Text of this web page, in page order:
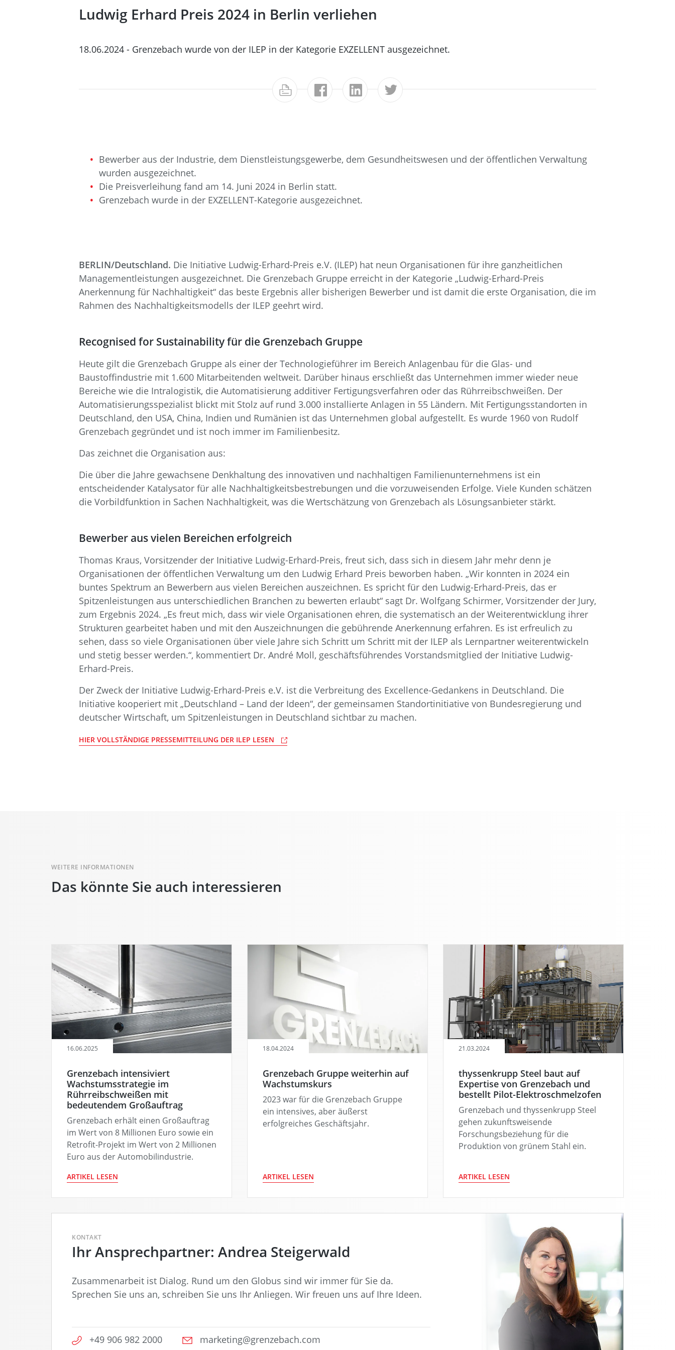
Ludwig Erhard Preis 2024 in Berlin verliehen
18.06.2024 - Grenzebach wurde von der ILEP in der Kategorie EXZELLENT ausgezeichnet.
Bewerber aus der Industrie, dem Dienstleistungsgewerbe, dem Gesundheitswesen und der öffentlichen Verwaltung
wurden ausgezeichnet.
Die Preisverleihung fand am 14. Juni 2024 in Berlin statt.
Grenzebach wurde in der EXZELLENT-Kategorie ausgezeichnet.
BERLIN/Deutschland. Die Initiative Ludwig-Erhard-Preis e.V. (ILEP) hat neun Organisationen für ihre ganzheitlichen
Managementleistungen ausgezeichnet. Die Grenzebach Gruppe erreicht in der Kategorie „Ludwig-Erhard-Preis
Anerkennung für Nachhaltigkeit“ das beste Ergebnis aller bisherigen Bewerber und ist damit die erste Organisation, die im
Rahmen des Nachhaltigkeitsmodells der ILEP geehrt wird.
Recognised for Sustainability für die Grenzebach Gruppe
Heute gilt die Grenzebach Gruppe als einer der Technologieführer im Bereich Anlagenbau für die Glas- und
Baustoffindustrie mit 1.600 Mitarbeitenden weltweit. Darüber hinaus erschließt das Unternehmen immer wieder neue
Bereiche wie die Intralogistik, die Automatisierung additiver Fertigungsverfahren oder das Rührreibschweißen. Der
Automatisierungsspezialist blickt mit Stolz auf rund 3.000 installierte Anlagen in 55 Ländern. Mit Fertigungsstandorten in
Deutschland, den USA, China, Indien und Rumänien ist das Unternehmen global aufgestellt. Es wurde 1960 von Rudolf
Grenzebach gegründet und ist noch immer im Familienbesitz.
Das zeichnet die Organisation aus:
Die über die Jahre gewachsene Denkhaltung des innovativen und nachhaltigen Familienunternehmens ist ein
entscheidender Katalysator für alle Nachhaltigkeitsbestrebungen und die vorzuweisenden Erfolge. Viele Kunden schätzen
die Vorbildfunktion in Sachen Nachhaltigkeit, was die Wertschätzung von Grenzebach als Lösungsanbieter stärkt.
Bewerber aus vielen Bereichen erfolgreich
Thomas Kraus, Vorsitzender der Initiative Ludwig-Erhard-Preis, freut sich, dass sich in diesem Jahr mehr denn je
Organisationen der öffentlichen Verwaltung um den Ludwig Erhard Preis beworben haben. „Wir konnten in 2024 ein
buntes Spektrum an Bewerbern aus vielen Bereichen auszeichnen. Es spricht für den Ludwig-Erhard-Preis, das er
Spitzenleistungen aus unterschiedlichen Branchen zu bewerten erlaubt“ sagt Dr. Wolfgang Schirmer, Vorsitzender der Jury,
zum Ergebnis 2024. „Es freut mich, dass wir viele Organisationen ehren, die systematisch an der Weiterentwicklung ihrer
Strukturen gearbeitet haben und mit den Auszeichnungen die gebührende Anerkennung erfahren. Es ist erfreulich zu
sehen, dass so viele Organisationen über viele Jahre sich Schritt um Schritt mit der ILEP als Lernpartner weiterentwickeln
und stetig besser werden.“, kommentiert Dr. André Moll, geschäftsführendes Vorstandsmitglied der Initiative Ludwig-
Erhard-Preis.
Der Zweck der Initiative Ludwig-Erhard-Preis e.V. ist die Verbreitung des Excellence-Gedankens in Deutschland. Die
Initiative kooperiert mit „Deutschland – Land der Ideen“, der gemeinsamen Standortinitiative von Bundesregierung und
deutscher Wirtschaft, um Spitzenleistungen in Deutschland sichtbar zu machen.
HIER VOLLSTÄNDIGE PRESSEMITTEILUNG DER ILEP LESEN
Das könnte Sie auch interessieren
WEITERE INFORMATIONEN
16.06.2025
Grenzebach intensiviert
Wachstumsstrategie im
Rührreibschweißen mit
bedeutendem Großauftrag
Grenzebach erhält einen Großauftrag
im Wert von 8 Millionen Euro sowie ein
Retrofit-Projekt im Wert von 2 Millionen
Euro aus der Automobilindustrie.
ARTIKEL LESEN
18.04.2024
Grenzebach Gruppe weiterhin auf
Wachstumskurs
2023 war für die Grenzebach Gruppe
ein intensives, aber äußerst
erfolgreiches Geschäftsjahr.
ARTIKEL LESEN
21.03.2024
thyssenkrupp Steel baut auf
Expertise von Grenzebach und
bestellt Pilot-Elektroschmelzofen
Grenzebach und thyssenkrupp Steel
gehen zukunftsweisende
Forschungsbeziehung für die
Produktion von grünem Stahl ein.
ARTIKEL LESEN
KONTAKT
Ihr Ansprechpartner: Andrea Steigerwald
Zusammenarbeit ist Dialog. Rund um den Globus sind wir immer für Sie da.
Sprechen Sie uns an, schreiben Sie uns Ihr Anliegen. Wir freuen uns auf Ihre Ideen.
+49 906 982 2000 marketing@grenzebach.com